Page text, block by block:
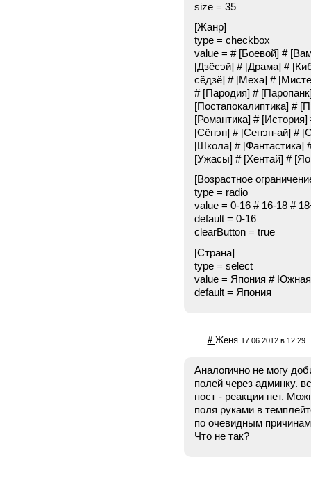
size = 35
[Жанр]
type = checkbox
value = # [Боевой] #
[Дзёсэй] # [Драма] #
сёдзё] # [Меха] #
# [Пародия] #
[Постапокалиптика] #
[Романтика] #
[Сёнэн] # [Сенэн-ай] #
[Школа] # [Фантастика]
[Ужасы] # [Хентай] #
[Возрастное
type = radio
value = 0-16 # 16-18 #
default = 0-16
clearButton = true
[Страна]
type = select
value = Япония # Южная
default = Япония
# Женя 17.06.2012 в 12:29
Аналогично не могу
полей через админку.
пост - реакции нет.
поля руками в
по очевидным
Что не так?